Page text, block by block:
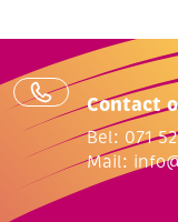
Contact
Bel: 071
Mail: